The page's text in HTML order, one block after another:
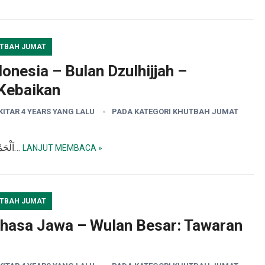
JUMAT
– Bulan Dzulhijjah –
4 YEARS YANG LALU PADA KATEGORI KHUTBAH JUMAT
Khutbah I اَلْحَمْدُ للّٰه الَّذِيْ أَرْسَلَ رَسُوْلَهُ بِالْهُدَى وَدِيْنِ… LANJUT MEMBACA »
JUMAT
Jawa – Wulan Besar: Tawaran